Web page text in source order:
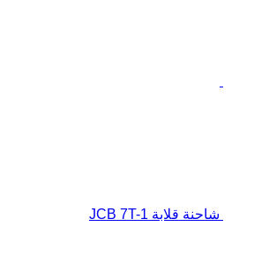
شاحنة قلابة JCB 7T-1